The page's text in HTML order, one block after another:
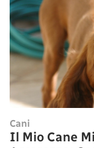
Cani
Il Mio Cane